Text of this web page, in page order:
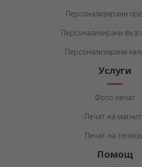
Персонализирани
Персонализирани
Персонализирани
Услуги
Фото печат
Печат на
Печат на
Помощ